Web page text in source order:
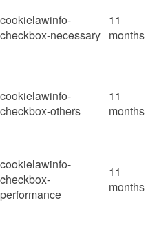
cookielawinfo-
checkbox-necessary
11
months
cookielawinfo-
checkbox-others
11
months
cookielawinfo-
checkbox-
performance
11
months